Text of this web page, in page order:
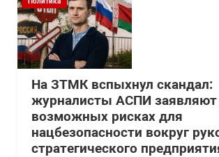
На ЗТМК вспыхнул скандал:
журналисты АСПИ заявляют
возможных рисках для
нацбезопасности вокруг
стратегического